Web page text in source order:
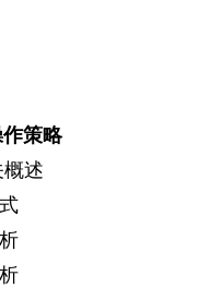
作策略
概述